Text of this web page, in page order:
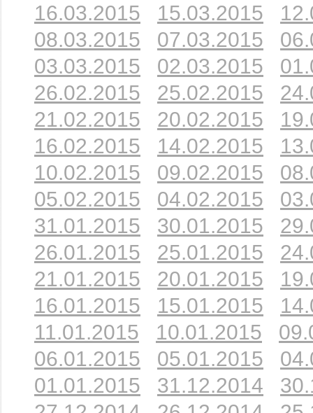
16.03.2015
15.03.2015
08.03.2015
07.03.2015
03.03.2015
02.03.2015
26.02.2015
25.02.2015
21.02.2015
20.02.2015
16.02.2015
14.02.2015
10.02.2015
09.02.2015
05.02.2015
04.02.2015
31.01.2015
30.01.2015
26.01.2015
25.01.2015
21.01.2015
20.01.2015
16.01.2015
15.01.2015
11.01.2015
10.01.2015
06.01.2015
05.01.2015
01.01.2015
31.12.2014